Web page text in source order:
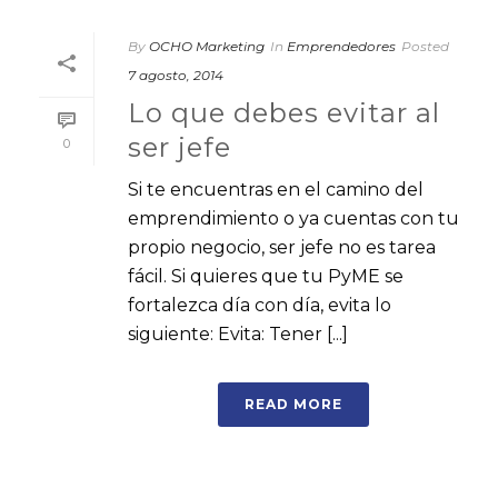
0
By OCHO Marketing In Emprendedores Posted
7 agosto, 2014
Lo que debes evitar al
ser jefe
Si te encuentras en el camino del
emprendimiento o ya cuentas con tu
propio negocio, ser jefe no es tarea
fácil. Si quieres que tu PyME se
fortalezca día con día, evita lo
siguiente: Evita: Tener [...]
READ MORE